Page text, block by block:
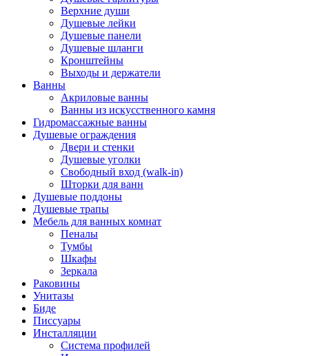
Верхние души
Душевые лейки
Душевые панели
Душевые шланги
Кронштейны
Выходы и держатели
Ванны
Акриловые ванны
Ванны из искусственного камня
Гидромассажные ванны
Душевые ограждения
Двери и стенки
Душевые уголки
Свободный вход (walk-in)
Шторки для ванн
Душевые поддоны
Душевые трапы
Мебель для ванных комнат
Пеналы
Тумбы
Шкафы
Зеркала
Раковины
Унитазы
Биде
Писсуары
Инсталляции
Система профилей